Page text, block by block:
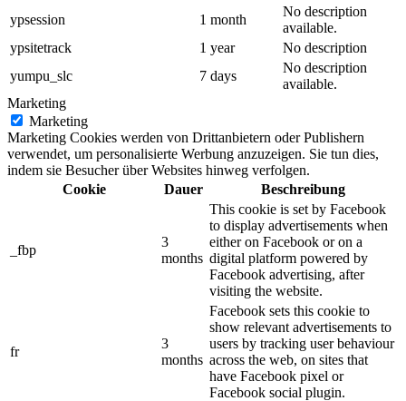
ypsession
1 month
No description
available.
ypsitetrack
1 year
No description
yumpu_slc
7 days
No description
available.
Marketing
Marketing
Marketing Cookies werden von Drittanbietern oder Publishern
verwendet, um personalisierte Werbung anzuzeigen. Sie tun dies,
indem sie Besucher über Websites hinweg verfolgen.
Cookie
Dauer Beschreibung
_fbp
3
months
This cookie is set by Facebook
to display advertisements when
either on Facebook or on a
digital platform powered by
Facebook advertising, after
visiting the website.
fr
3
months
Facebook sets this cookie to
show relevant advertisements to
users by tracking user behaviour
across the web, on sites that
have Facebook pixel or
Facebook social plugin.